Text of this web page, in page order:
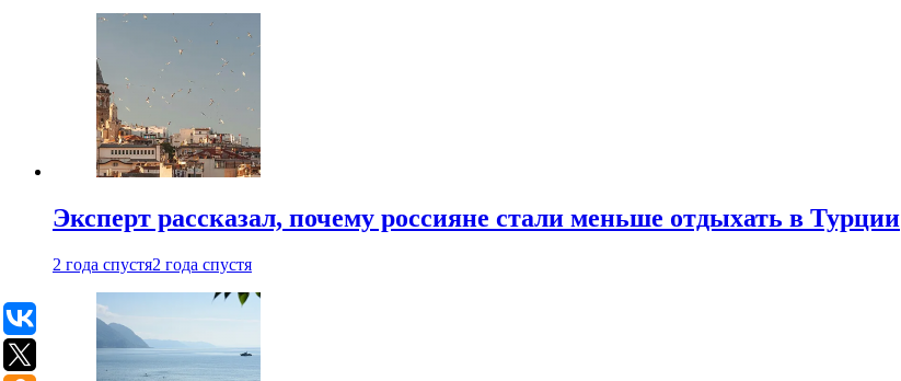
Эксперт рассказал, почему россияне стали меньше отдыхать в Турции
2 года спустя2 года спустя